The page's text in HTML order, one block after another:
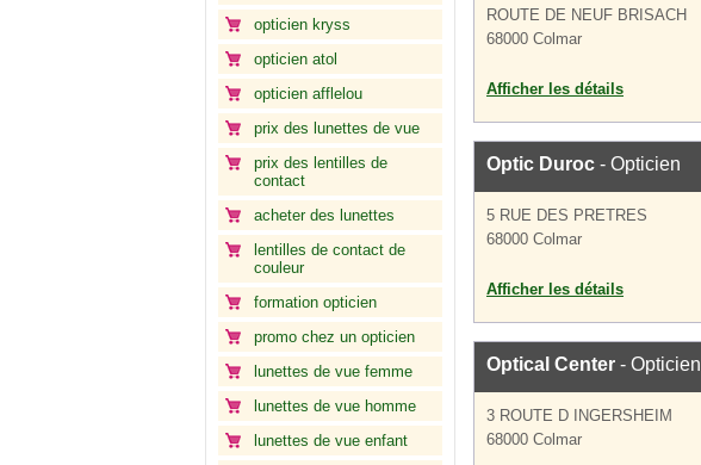
opticien kryss
opticien atol
opticien afflelou
prix des lunettes de vue
prix des lentilles de
contact
acheter des lunettes
lentilles de contact de
couleur
formation opticien
promo chez un opticien
lunettes de vue femme
lunettes de vue homme
lunettes de vue enfant
ROUTE DE NEUF BRISACH
68000 Colmar
Afficher les détails
Optic Duroc - Opticien
5 RUE DES PRETRES
68000 Colmar
Afficher les détails
Optical Center - Opticien
3 ROUTE D INGERSHEIM
68000 Colmar